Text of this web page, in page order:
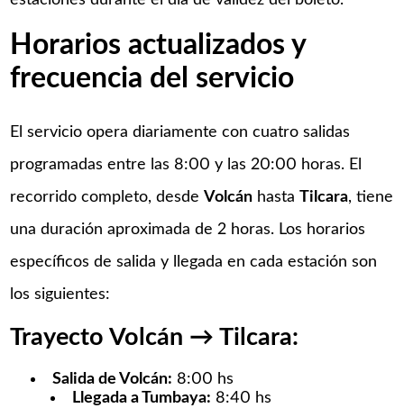
Horarios actualizados y
frecuencia del servicio
El servicio opera diariamente con cuatro salidas
programadas entre las 8:00 y las 20:00 horas. El
recorrido completo, desdeVolcán hastaTilcara, tiene
una duración aproximada de 2 horas. Los horarios
específicos de salida y llegada en cada estación son
los siguientes:​
Trayecto Volcán → Tilcara:
Salida de Volcán: 8:00 hs​
Llegada a Tumbaya: 8:40 hs​